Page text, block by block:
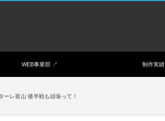
WEB事業部 ↗︎ 制作実績
ーレ富山 後半戦も頑張って！